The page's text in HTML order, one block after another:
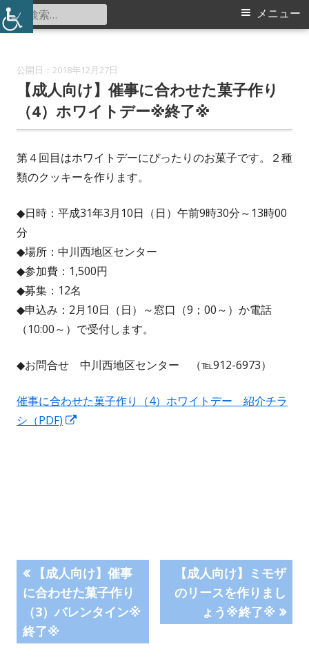
コ
ン
中川西地区センター
メ
メニュー
検
索:
2018年12月27日
【成人向け】催事に合わせた菓子作り
（4）ホワイトデー※終了※
第４回目はホワイトデーにぴったりのお菓子です。２種
類のクッキーを作ります。
◆日時：平成31年3月10日（日）午前9時30分～13時00
分
◆場所：中川西地区センター
◆参加費：1,500円
◆募集：12名
◆申込み：2月10日（日）～窓口（9；00～）か電話
（10:00～）で受付します。
◆お問合せ 中川西地区センター （℡912-6973）
催事に合わせた菓子作り（4）ホワイトデー 紹介チラ
シ（PDF)
で
開
き
投
稿
ナ
前
の
記
事:
【成人向け】催事
に合わせた菓子作り
（3）バレンタイン※
終了※
次
の
【成人向け】ミモザ
のリースを作りまし
ょう※終了※